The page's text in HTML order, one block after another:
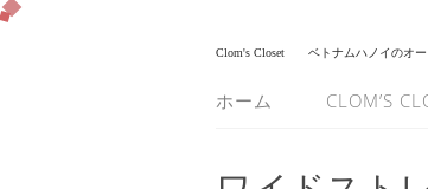
Clom's Closet ベトナムハノイのオ
ホーム CLOM’S